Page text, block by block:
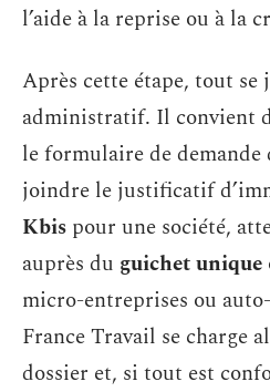
l’aide à la reprise ou à la
Après cette étape, tout
administratif. Il convient
le formulaire de demande
joindre le justificatif
Kbis pour une société,
auprès du guichet unique
micro-entreprises ou
France Travail se charge
dossier et, si tout est